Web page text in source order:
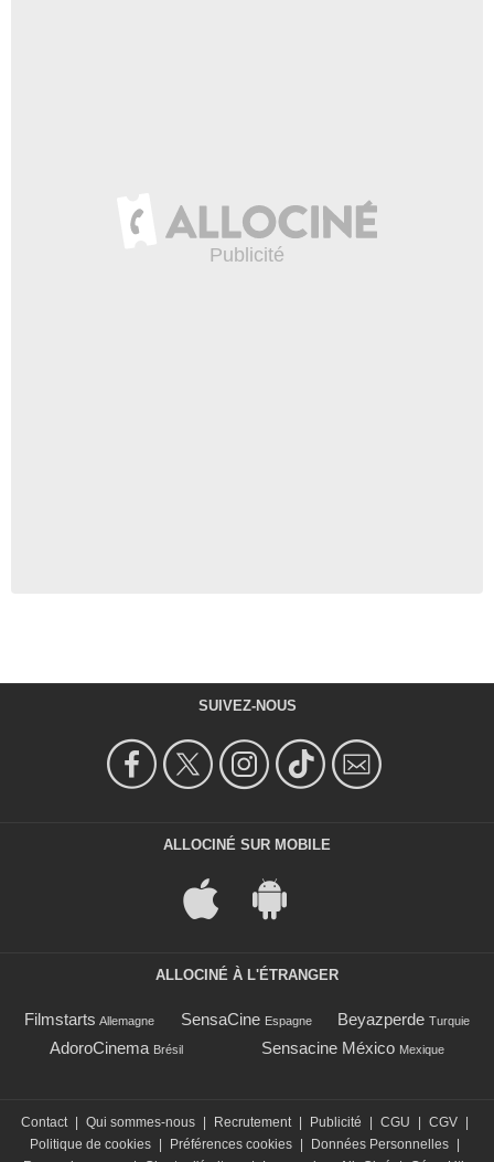
SUIVEZ-NOUS
ALLOCINÉ SUR MOBILE
ALLOCINÉ À L'ÉTRANGER
Filmstarts Allemagne SensaCine Espagne Beyazperde Turquie
AdoroCinema Brésil Sensacine México Mexique
Contact Qui sommes-nous Recrutement Publicité CGU CGV
Politique de cookies
Préférences cookies Données Personnelles